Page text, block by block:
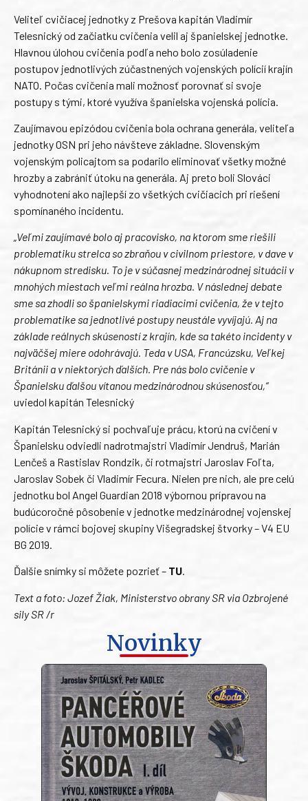
Veliteľ cvičiacej jednotky z Prešova kapitán Vladimír
Telesnický od začiatku cvičenia velil aj španielskej jednotke.
Hlavnou úlohou cvičenia podľa neho bolo zosúladenie
postupov jednotlivých zúčastnených vojenských polícií krajín
NATO. Počas cvičenia mali možnosť porovnať si svoje
postupy s tými, ktoré využíva španielska vojenská polícia.
Zaujímavou epizódou cvičenia bola ochrana generála, veliteľa
jednotky OSN pri jeho návšteve základne. Slovenským
vojenským policajtom sa podarilo eliminovať všetky možné
hrozby a zabrániť útoku na generála. Aj preto boli Slováci
vyhodnotení ako najlepší zo všetkých cvičiacich pri riešení
spomínaného incidentu.
„Veľmi zaujímavé bolo aj pracovisko, na ktorom sme riešili
problematiku strelca so zbraňou v civilnom priestore, v dave v
nákupnom stredisku. To je v súčasnej medzinárodnej situácii v
mnohých miestach veľmi reálna hrozba. V následnej debate
sme sa zhodli so španielskymi riadiacimi cvičenia, že v tejto
problematike sa jednotlivé postupy neustále vyvíjajú. Aj na
základe reálnych skúseností z krajín, kde sa takéto incidenty v
najväčšej miere odohrávajú. Teda v USA, Francúzsku, Veľkej
Británii a v niektorých ďalších. Pre nás bolo cvičenie v
Španielsku ďalšou vítanou medzinárodnou skúsenosťou,“
uviedol kapitán Telesnický
Kapitán Telesnický si pochvaľuje prácu, ktorú na cvičení v
Španielsku odviedli nadrotmajstri Vladimír Jendruš, Marián
Lenčeš a Rastislav Rondzik, či rotmajstri Jaroslav Foľta,
Jaroslav Sobek či Vladimír Fecura. Nielen pre nich, ale pre celú
jednotku bol Angel Guardian 2018 výbornou prípravou na
budúcoročné pôsobenie v jednotke medzinárodnej vojenskej
polície v rámci bojovej skupiny Višegradskej štvorky – V4 EU
BG 2019.
Ďalšie snímky si môžete pozrieť – TU.
Text a foto: Jozef Žiak, Ministerstvo obrany SR via Ozbrojené
sily SR /r
Novinky